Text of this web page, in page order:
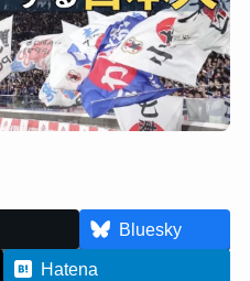
Bluesky
Hatena